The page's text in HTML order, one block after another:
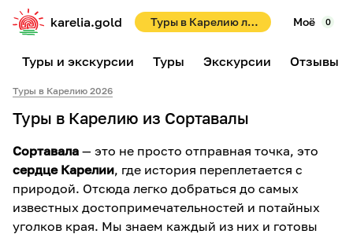
karelia.gold Туры в Карелию летом 2026! Раннее бронирование со скидками до 10%! Моё 0
Туры и экскурсии Туры Экскурсии Отзывы
Туры в Карелию 2026
Туры в Карелию из Сортавалы
Сортавала — это не просто отправная точка, это
сердце Карелии, где история переплетается с
природой. Отсюда легко добраться до самых
известных достопримечательностей и потайных
уголков края. Мы знаем каждый из них и готовы